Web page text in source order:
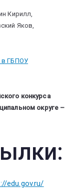
Кирилл,
Яков,
в ГБПОУ
конкурса
округе –
edu.gov.ru/